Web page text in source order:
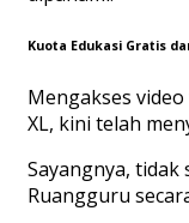
Kuota Edukasi Gratis
Mengakses
XL, kini telah
Sayangnya,
Ruangguru